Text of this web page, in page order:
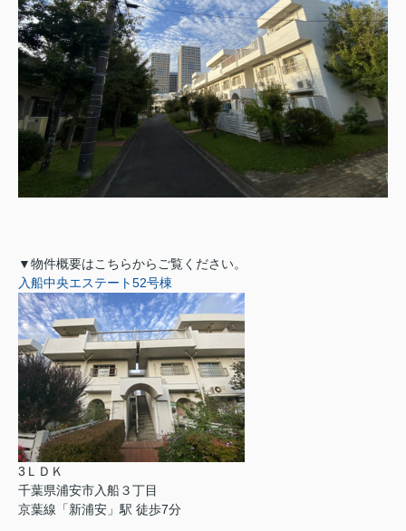
▼物件概要はこちらからご覧ください。
入船中央エステート52号棟
3ＬＤＫ
千葉県浦安市入船３丁目
京葉線「新浦安」駅 徒歩7分